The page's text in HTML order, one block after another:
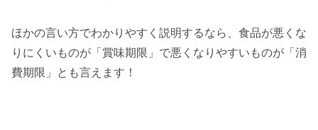
ほかの言い方でわかりやすく説明するなら、食品が悪くな
りにくいものが「賞味期限」で悪くなりやすいものが「消
費期限」とも言えます！